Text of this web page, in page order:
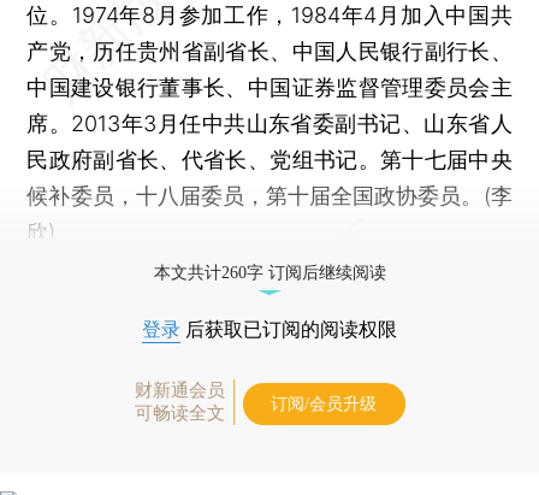
位。1974年8月参加工作，1984年4月加入中国共
产党，历任贵州省副省长、中国人民银行副行长、
中国建设银行董事长、中国证券监督管理委员会主
席。2013年3月任中共山东省委副书记、山东省人
民政府副省长、代省长、党组书记。第十七届中央
候补委员，十八届委员，第十届全国政协委员。(李
欣)
本文共计260字 订阅后继续阅读
登录 后获取已订阅的阅读权限
财新通会员
可畅读全文
订阅/会员升级